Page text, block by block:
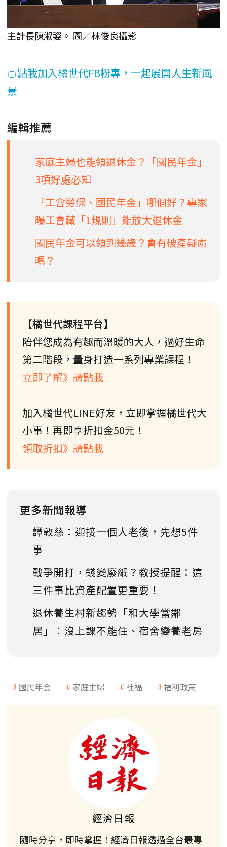
主計長陳淑姿。 圖／林俊良攝影
🍊點我加入橘世代FB粉專，一起展開人生新風
景
編輯推薦
家庭主婦也能領退休金？「國民年金」
3項好處必知
「工會勞保、國民年金」哪個好？專家
曝工會藏「1規則」能放大退休金
國民年金可以領到幾歲？會有破產疑慮
嗎？
【橘世代課程平台】
陪伴您成為有趣而溫暖的大人，過好生命
第二階段，量身打造一系列專業課程！
立即了解》請點我
加入橘世代LINE好友，立即掌握橘世代大
小事！再即享折扣金50元！
領取折扣》請點我
更多新聞報導
譚敦慈：迎接一個人老後，先想5件
事
戰爭開打，錢變廢紙？教授提醒：這
三件事比資產配置更重要！
退休養生村新趨勢「和大學當鄰
居」：沒上課不能住、宿舍變養老房
國民年金 家庭主婦 社福 福利政策
經濟日報
隨時分享，即時掌握！經濟日報透過全台最專